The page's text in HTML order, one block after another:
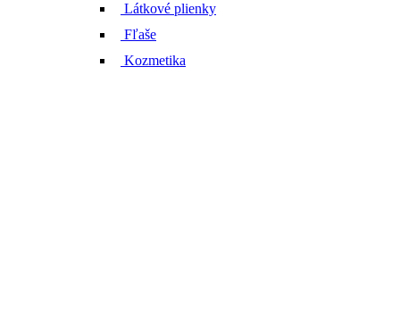
Látkové plienky
Fľaše
Kozmetika